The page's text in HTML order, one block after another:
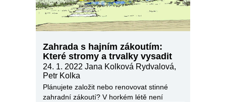
Zahrada s hajním zákoutím:
Které stromy a trvalky vysadit
24. 1. 2022 Jana Kolková Rydvalová,
Petr Kolka
Plánujete založit nebo renovovat stinné
zahradní zákoutí? V horkém létě není